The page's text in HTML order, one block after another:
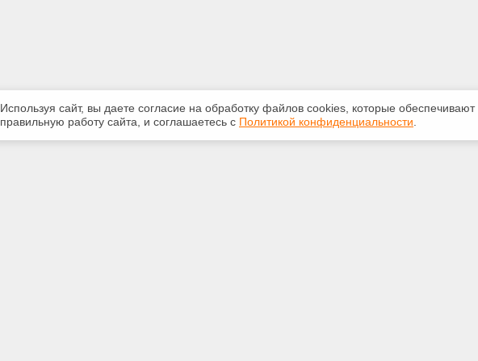
Используя сайт, вы даете согласие на обработку файлов сооkiеs, которые обеспечивают
правильную работу сайта, и соглашаетесь с Политикой конфиденциальности